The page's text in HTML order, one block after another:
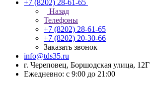
+7 (8202) 28‑61-65
Назад
Телефоны
+7 (8202) 28‑61-65
+7 (8202) 20‑30-66
Заказать звонок
info@tds35.ru
г. Череповец, Боршодская улица, 12Г
Ежедневно: с 9:00 до 21:00